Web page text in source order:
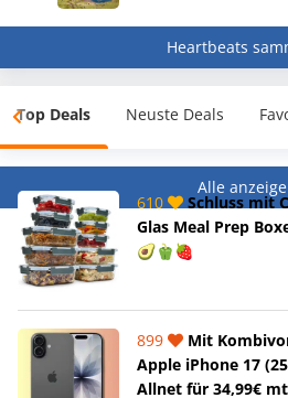
Heartbeats
Top Deals Neuste Deals
Alle
610
Schluss mit
Glas Meal Prep
🥑🫑🍓
899
Mit
Apple iPhone 17
Allnet für 34,99€